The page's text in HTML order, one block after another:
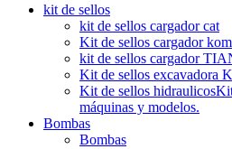
kit de sellos
kit de sellos cargador cat
Kit de sellos cargador
kit de sellos cargador
Kit de sellos excavadora
Kit de sellos hidraulicos
máquinas y modelos.
Bombas
Bombas